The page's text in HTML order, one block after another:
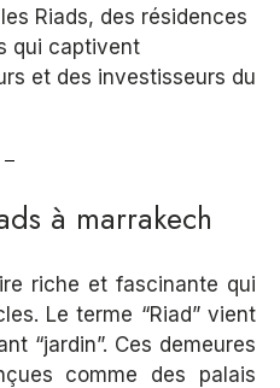
Riads, des résidences
qui captivent
et des investisseurs du
à marrakech
riche et fascinante qui
Le terme “Riad” vient
“jardin”. Ces demeures
comme des palais